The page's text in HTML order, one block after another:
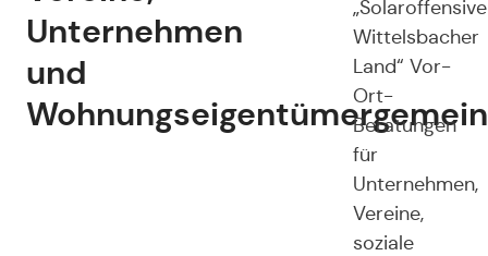
Unternehmen
und
„Solaroffensive
Wittelsbacher
Land“ Vor-
Ort-
Beratungen
für
Unternehmen,
Vereine,
soziale